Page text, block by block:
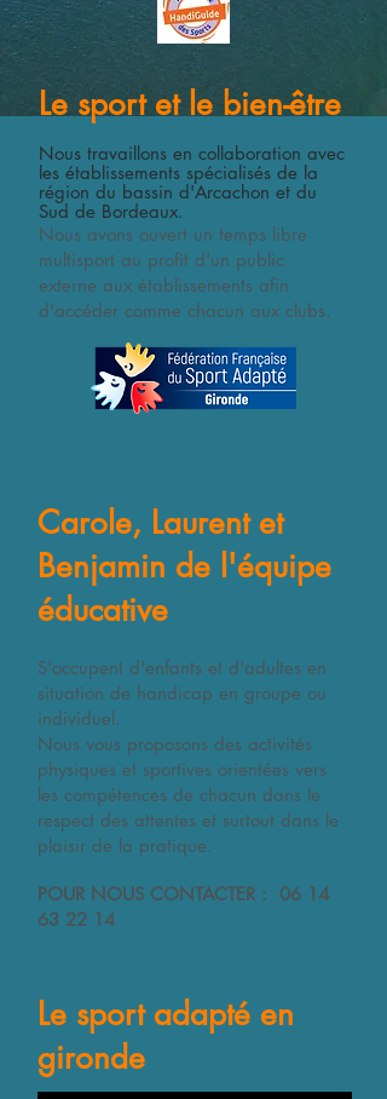
Le sport et le bien-être
Nous travaillons en collaboration avec
les établissements spécialisés de la
région du bassin d'Arcachon et du
Sud de Bordeaux.
Nous avons ouvert un temps libre
multisport au profit d'un public
externe aux établissements afin
d'accéder comme chacun aux clubs.
Carole, Laurent et
Benjamin de l'équipe
éducative
S'occupent d'enfants et d'adultes en
situation de handicap en groupe ou
individuel.
Nous vous proposons des activités
physiques et sportives orientées vers
les compétences de chacun dans le
respect des attentes et surtout dans le
plaisir de la pratique.
POUR NOUS CONTACTER : 06 14
63 22 14
Le sport adapté en
gironde